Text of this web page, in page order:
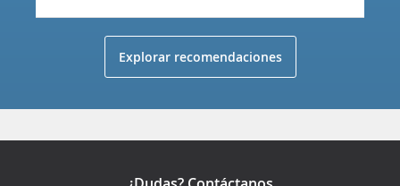
Explorar recomendaciones